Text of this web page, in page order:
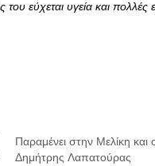
εύχεται υγεία και πολλές
Παραμένει στην Μελίκη και
Δημήτρης Λαπατούρας